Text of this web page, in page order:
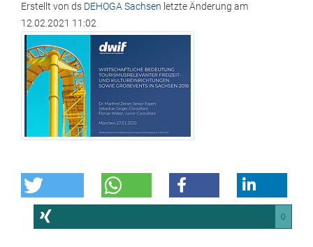
Erstellt von ds DEHOGA Sachsen letzte Änderung am
12.02.2021 11:02
0